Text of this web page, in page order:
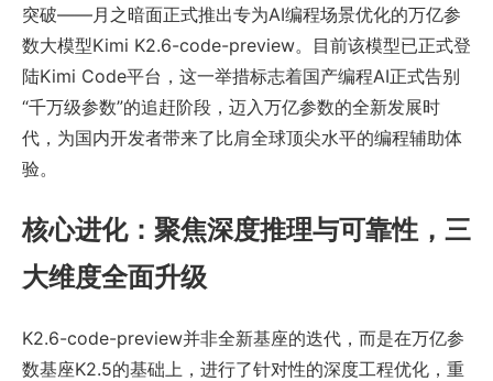
突破——月之暗面正式推出专为AI编程场景优化的万亿参
数大模型Kimi K2.6-code-preview。目前该模型已正式登
陆Kimi Code平台，这一举措标志着国产编程AI正式告别
“千万级参数”的追赶阶段，迈入万亿参数的全新发展时
代，为国内开发者带来了比肩全球顶尖水平的编程辅助体
验。
核心进化：聚焦深度推理与可靠性，三
大维度全面升级
K2.6-code-preview并非全新基座的迭代，而是在万亿参
数基座K2.5的基础上，进行了针对性的深度工程优化，重